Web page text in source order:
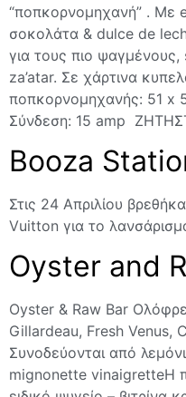
“ποπκορνομηχανή” . Mε
σοκολάτα & dulce de
για τους πιο
za’atar. Σε χάρτινα
ποπκορνομηχανής: 51 x
Σύνδεση: 15 amp
Βooza
Στις 24 Aπριλίου
Vuitton για το
Οyster and
Oyster & Raw Bar
Gillardeau, Fresh Venus,
Συνοδεύονται από
mignonette vinaigretteΗ